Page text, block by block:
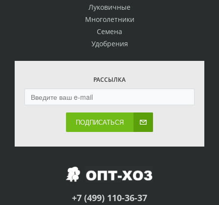
Луковичные
Многолетники
Семена
Удобрения
РАССЫЛКА
ПОДПИСАТЬСЯ
+7 (499) 110-36-37